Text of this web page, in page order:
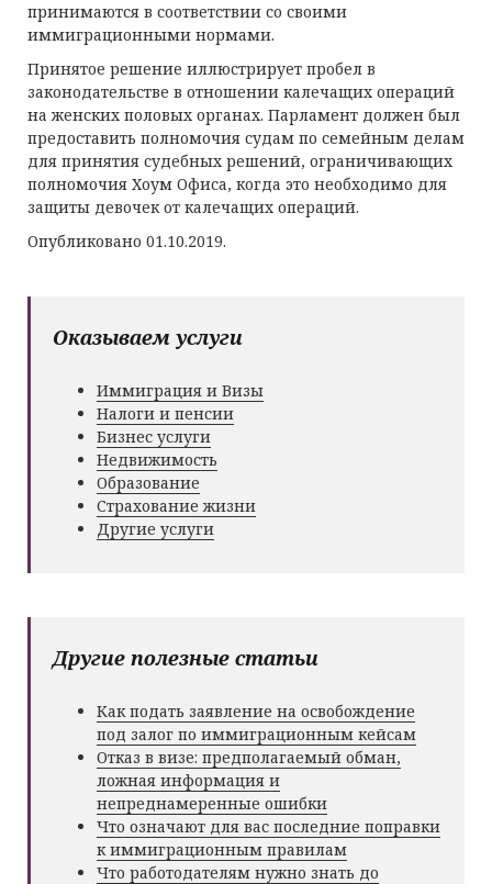
принимаются в соответствии со своими
иммиграционными нормами.
Принятое решение иллюстрирует пробел в
законодательстве в отношении калечащих операций
на женских половых органах. Парламент должен был
предоставить полномочия судам по семейным делам
для принятия судебных решений, ограничивающих
полномочия Хоум Офиса, когда это необходимо для
защиты девочек от калечащих операций.
Опубликовано 01.10.2019.
Оказываем услуги
Иммиграция и Визы
Налоги и пенсии
Бизнес услуги
Недвижимость
Образование
Страхование жизни
Другие услуги
Другие полезные статьи
Как подать заявление на освобождение
под залог по иммиграционным кейсам
Отказ в визе: предполагаемый обман,
ложная информация и
непреднамеренные ошибки
Что означают для вас последние поправки
к иммиграционным правилам
Что работодателям нужно знать до